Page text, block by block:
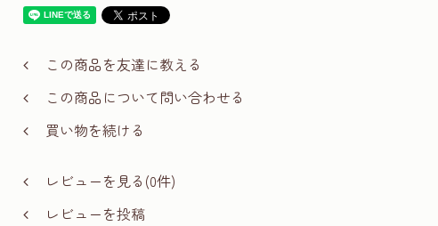
この商品を友達に教える
この商品について問い合わせる
買い物を続ける
レビューを見る(0件)
レビューを投稿